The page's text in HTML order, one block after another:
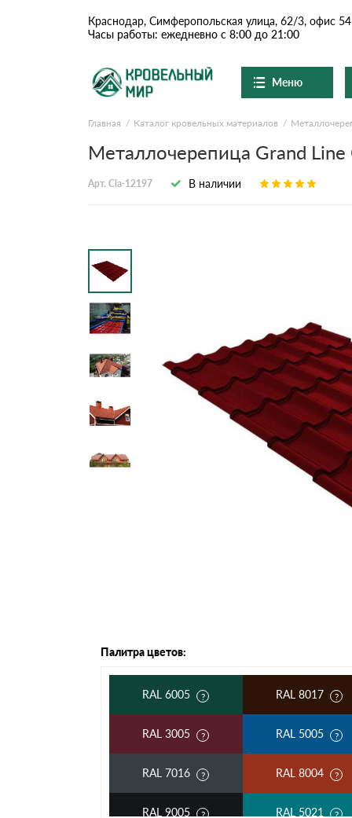
Краснодар, Симферопольская улица, 62/3, офис 54
Часы работы: ежедневно с 8:00 до 21:00
Меню
О компании
Доставка и оплата
Вопросы-ответы
Контакты
Ондулин и шифер
Черепица
Шифер
Шифер
Главная Каталог кровельных материалов
Металлочерепица Grand
Арт. Cla-12197 В наличии
Палитра цветов:
RAL 6005 RAL 8017
RAL 3005 RAL 5005
RAL 7016 RAL 8004
RAL 9005 RAL 5021